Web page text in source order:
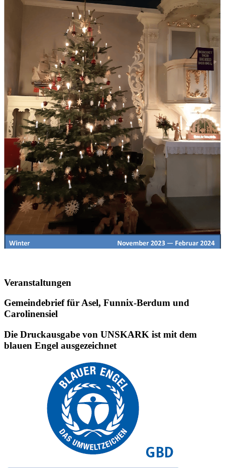
Veranstaltungen
Gemeindebrief für Asel, Funnix-Berdum und
Carolinensiel
Die Druckausgabe von UNSKARK ist mit dem
blauen Engel ausgezeichnet